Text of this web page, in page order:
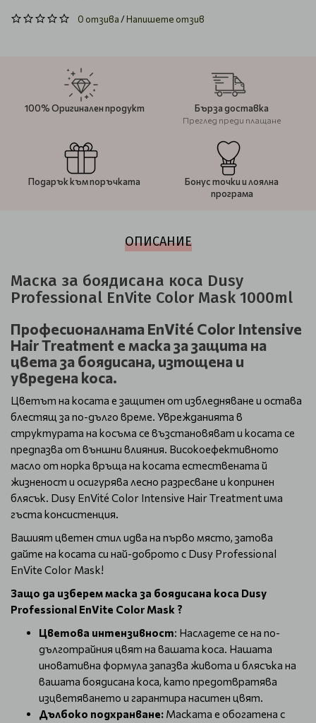
0 отзива/Напишете отзив
100% Оригинален продукт Бърза доставка
Преглед преди плащане
Подарък към поръчката
Бонус точки и лоялна
програма
ОПИСАНИЕ
Маска за боядисана коса Dusy
Professional EnVite Color Mask 1000ml
Професионалната EnVité Color Intensive
Hair Treatment е маска за защита на
цвета за боядисана, изтощена и
увредена коса.
Цветът на косата е защитен от избледняване и остава
блестящ за по-дълго време. Уврежданията в
структурата на косъма се възстановяват и косата се
предпазва от външни влияния. Високоефективното
масло от норка връща на косата естествената й
жизненост и осигурява лесно разресване и копринен
блясък. Dusy EnVité Color Intensive Hair Treatment има
гъста консистенция.
Вашият цветен стил идва на първо място, затова
дайте на косата си най-доброто с Dusy Professional
EnVite Color Mask!
Защо да изберем маска за боядисана коса Dusy
Professional EnVite Color Mask ?
Цветова интензивност: Насладете се на по-
дълготрайния цвят на вашата коса. Нашата
иновативна формула запазва живота и блясъка на
вашата боядисана коса, като предотвратява
изцветяването и гарантира наситен цвят.
Дълбоко подхранване: Маската е обогатена с